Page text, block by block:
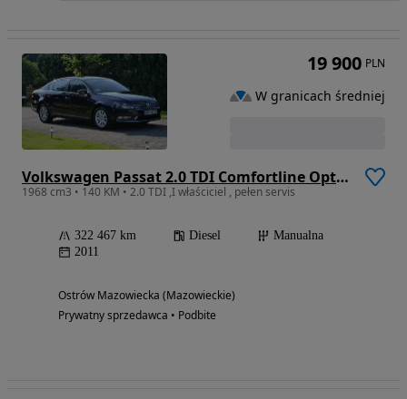
Volkswagen Passat 2.0 TDI Comfortline Optimum
1968 cm3 • 140 KM • 2.0 TDI ,I właściciel , pełen servis
322 467 km Diesel
Manualna
2011
Ostrów Mazowiecka (Mazowieckie)
Prywatny sprzedawca • Podbite
19 900 PLN
W granicach średniej